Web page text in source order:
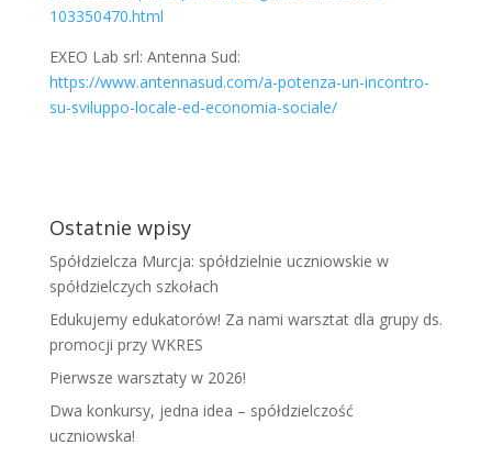
103350470.html
EXEO Lab srl: Antenna Sud:
https://www.antennasud.com/a-potenza-un-incontro-
su-sviluppo-locale-ed-economia-sociale/
Ostatnie wpisy
Spółdzielcza Murcja: spółdzielnie uczniowskie w
spółdzielczych szkołach
Edukujemy edukatorów! Za nami warsztat dla grupy ds.
promocji przy WKRES
Pierwsze warsztaty w 2026!
Dwa konkursy, jedna idea – spółdzielczość
uczniowska!